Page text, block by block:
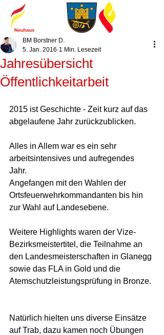
Jahresübersicht
Öffentlichkeitarbeit
BM Borstner D.
5. Jan. 2016 1 Min. Lesezeit
2015 ist Geschichte - Zeit kurz auf das
abgelaufene Jahr zurückzublicken.
Alles in Allem war es ein sehr
arbeitsintensives und aufregendes
Jahr.
Angefangen mit den Wahlen der
Ortsfeuerwehrkommandanten bis hin
zur Wahl auf Landesebene.
Weitere Highlights waren der Vize-
Bezirksmeistertitel, die Teilnahme an
den Landesmeisterschaften in Glanegg
sowie das FLA in Gold und die
Atemschutzleistungsprüfung in Bronze.
Natürlich hielten uns diverse Einsätze
auf Trab, dazu kamen noch Übungen